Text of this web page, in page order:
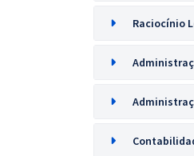
Raciocínio